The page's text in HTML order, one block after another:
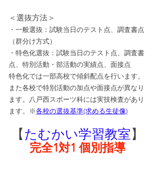
＜選抜方法＞
・一般選抜：試験当日のテスト点、調査書点
（群分け方式）
・特色化選抜：試験当日のテスト点、調査書
点、特別活動・部活動の実績点、面接点
特色化では一部高校で傾斜配点を行います。
また各校で特別活動の加点や面接点が異なり
ます。八戸西スポーツ科には実技検査があり
ます。※各校の選抜基準(求める生徒像)
【たむかい学習教室】
完全1対1 個別指導